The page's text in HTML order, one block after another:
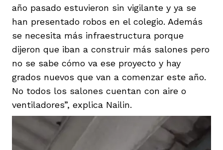
año pasado estuvieron sin vigilante y ya se
han presentado robos en el colegio. Además
se necesita más infraestructura porque
dijeron que iban a construir más salones pero
no se sabe cómo va ese proyecto y hay
grados nuevos que van a comenzar este año.
No todos los salones cuentan con aire o
ventiladores”, explica Nailin.